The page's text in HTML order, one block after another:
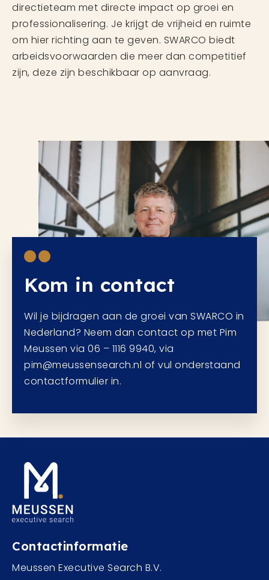
directieteam met directe impact op groei en
professionalisering. Je krijgt de vrijheid en ruimte
om hier richting aan te geven. SWARCO biedt
arbeidsvoorwaarden die meer dan competitief
zijn, deze zijn beschikbaar op aanvraag.
Kom in contact
Wil je bijdragen aan de groei van SWARCO in
Nederland? Neem dan contact op met Pim
Meussen via 06 – 1116 9940, via
pim@meussensearch.nl of vul onderstaand
contactformulier in.
Contactinformatie
Meussen Executive Search B.V.